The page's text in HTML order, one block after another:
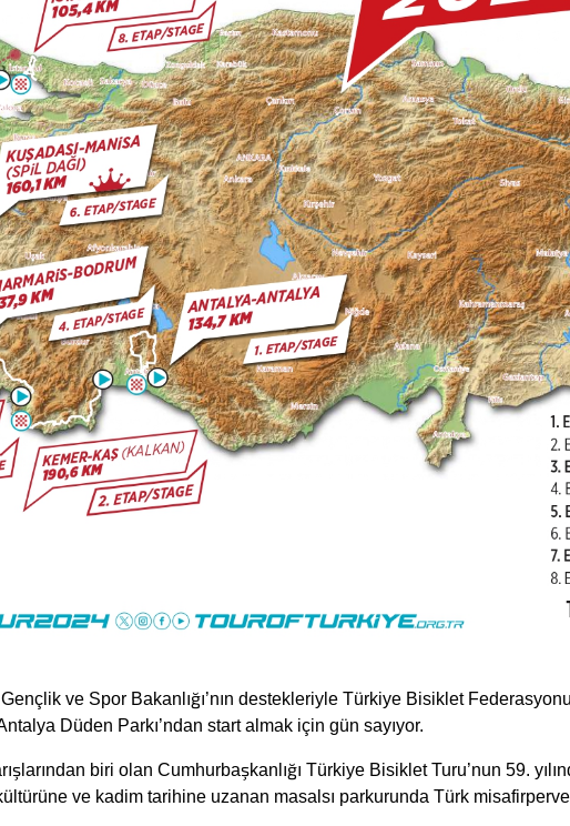
ve Spor Bakanlığı’nın destekleriyle Türkiye Bisiklet
Düden Parkı’ndan start almak için gün sayıyor.
biri olan Cumhurbaşkanlığı Türkiye Bisiklet Turu’nun 59.
ve kadim tarihine uzanan masalsı parkurunda Türk